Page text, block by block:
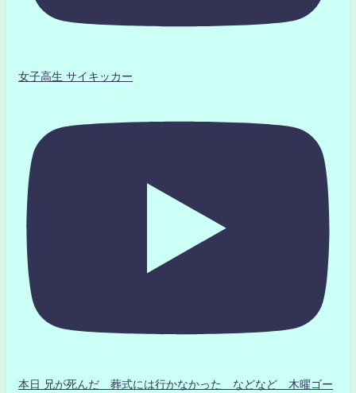
女子高生 サイキッカー
本日 兄が死んだ 葬式には行かなかった などなど 木曜ゴー